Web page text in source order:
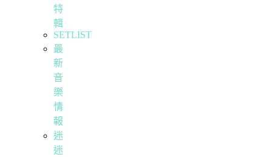
特
輯
SETLIST
最
新
音
樂
情
報
迷
迷